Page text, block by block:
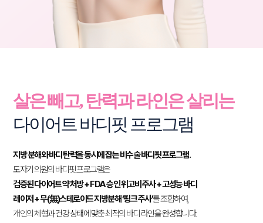
살은 빼고, 탄력과 라인은 살리는
다이어트 바디핏 프로그램
지방 분해와 바디 탄력을 동시에 잡는 비수술 바디핏 프로그램.
도자기 의원의 바디핏 프로그램은
검증된 다이어트 약 처방 + FDA 승인 위고비 주사 + 고성능 바디
레이저 + 무(無)스테로이드 지방분해 ‘핑크 주사’를 조합하여,
개인의 체형과 건강 상태에 맞춘 최적의 바디 라인을 완성합니다.